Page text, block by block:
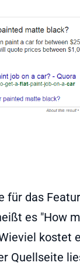
für das
es "How
kostet
Quellseite